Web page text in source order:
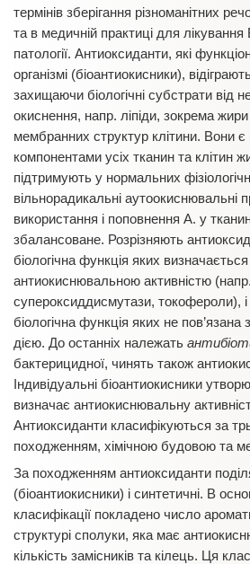
термінів зберігання різноманітних
та в медичній практиці для
патології. Антиоксиданти, які
організмі (біоантиокисники),
захищаючи біологічні субстрати від
окиснення, напр. ліпіди, зокрема жири
мембранних структур клітини. Вони є
компонентами усіх тканин та клітин
підтримують у нормальних
вільнорадикальні аутоокиснювальні
використання і поповнення А. у
збалансоване. Розрізняють
біологічна функція яких
антиокиснювальною активністю (напр.
супероксиддисмутази, токофероли),
біологічна функція яких не
дією. До останніх належать
бактерицидної, чинять також
Індивідуальні біоантиокисники
визначає антиокиснювальну
Антиоксиданти класифікуються за
походженням, хімічною будовою та
За походженням антиоксиданти
(біоантиокисники) і синтетичні. В
класифікації покладено число
структурі сполуки, яка має
кількість замісників та кілець. Ця